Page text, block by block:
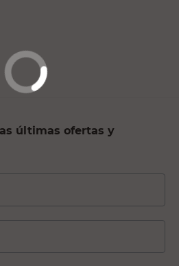
últimas ofertas y